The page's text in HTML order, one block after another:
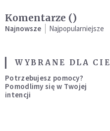
Komentarze ()
Najnowsze Najpopularniejsze
WYBRANE DLA
Potrzebujesz pomocy?
Pomodlimy się w Twojej
intencji